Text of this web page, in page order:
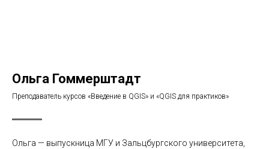
Ольга Гоммерштадт
Преподаватель курсов «Введение в QGIS» и «QGIS для практиков»
Ольга — выпускница МГУ и Зальцбургского университета,